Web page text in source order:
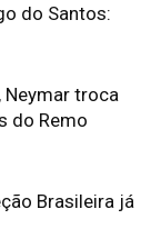
do Santos:
Neymar troca
do Remo
Brasileira já